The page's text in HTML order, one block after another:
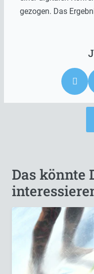
gezogen. Das
Das könnte